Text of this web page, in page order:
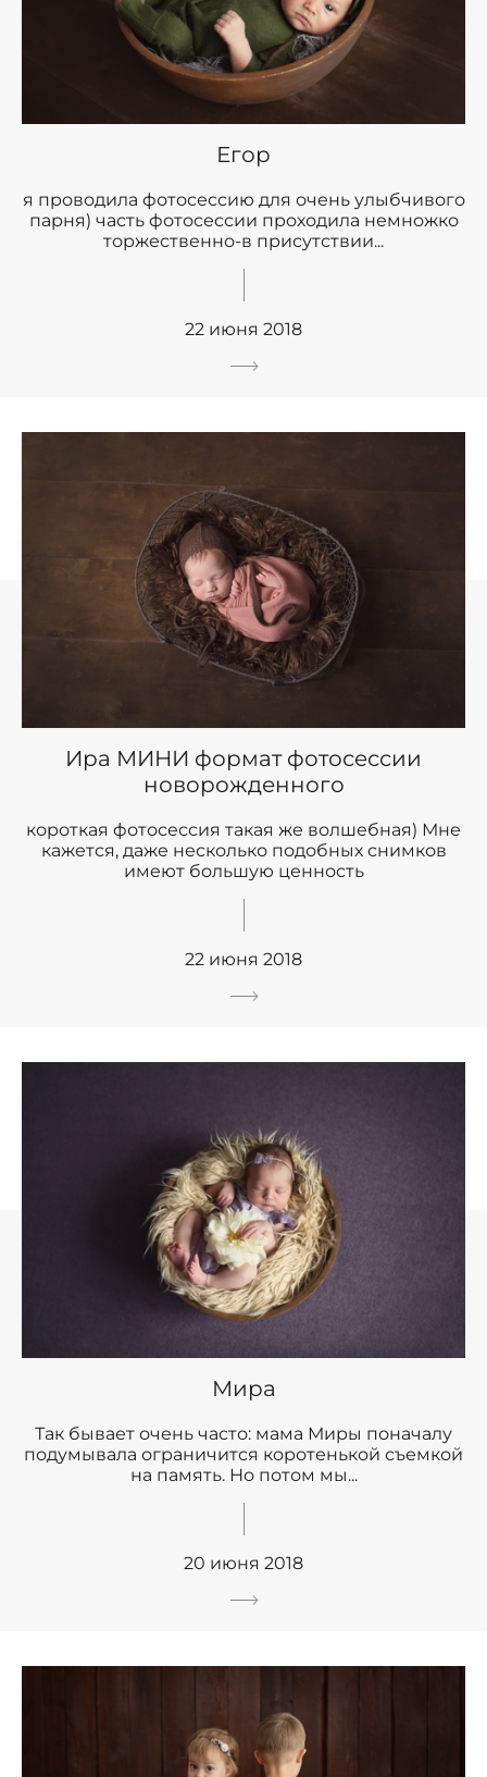
Егор
я проводила фотосессию для очень улыбчивого
парня) часть фотосессии проходила немножко
торжественно-в присутствии...
22 июня 2018
Ира МИНИ формат фотосессии
новорожденного
короткая фотосессия такая же волшебная) Мне
кажется, даже несколько подобных снимков
имеют большую ценность
22 июня 2018
Мира
Так бывает очень часто: мама Миры поначалу
подумывала ограничится коротенькой съемкой
на память. Но потом мы...
20 июня 2018